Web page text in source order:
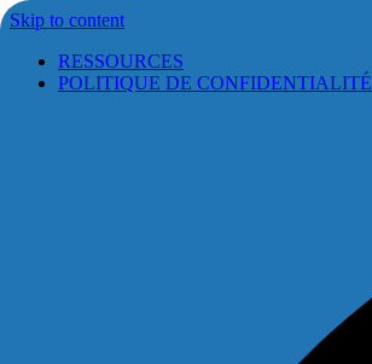
Skip to content
RESSOURCES
POLITIQUE DE CONFIDENTIALITÉ